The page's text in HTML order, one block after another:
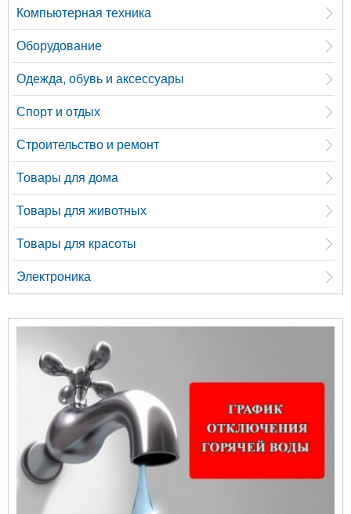
Компьютерная техника
Оборудование
Одежда, обувь и аксессуары
Спорт и отдых
Строительство и ремонт
Товары для дома
Товары для животных
Товары для красоты
Электроника